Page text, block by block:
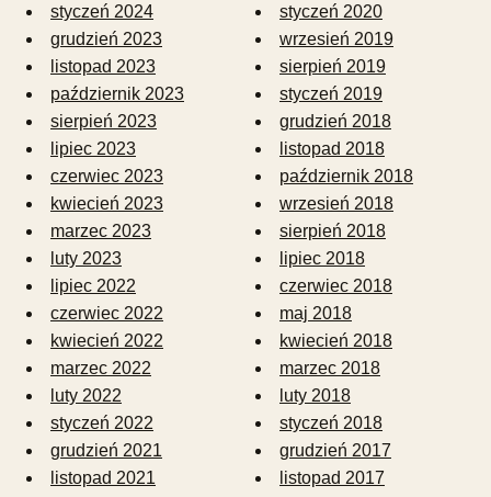
styczeń 2024
grudzień 2023
listopad 2023
październik 2023
sierpień 2023
lipiec 2023
czerwiec 2023
kwiecień 2023
marzec 2023
luty 2023
lipiec 2022
czerwiec 2022
kwiecień 2022
marzec 2022
luty 2022
styczeń 2022
grudzień 2021
listopad 2021
styczeń 2020
wrzesień 2019
sierpień 2019
styczeń 2019
grudzień 2018
listopad 2018
październik 2018
wrzesień 2018
sierpień 2018
lipiec 2018
czerwiec 2018
maj 2018
kwiecień 2018
marzec 2018
luty 2018
styczeń 2018
grudzień 2017
listopad 2017